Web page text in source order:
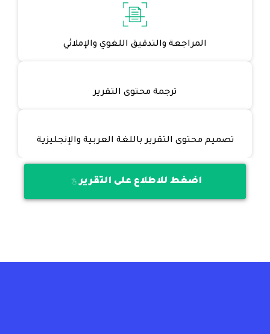
المراجعة والتدقيق اللغوي والإملائي
ترجمة محتوى التقرير
تصميم محتوى التقرير باللغة العربية والإنجليزية
اضغط للاطلاع على التقرير